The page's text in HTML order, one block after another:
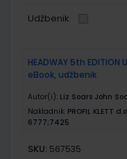
Udžbenik
HEADWAY 5th EDITION
eBook, udžbenik
Autor(i): Liz Soars John
Nakladnik: PROFIL KLETT
6777;7425
SKU: 567535